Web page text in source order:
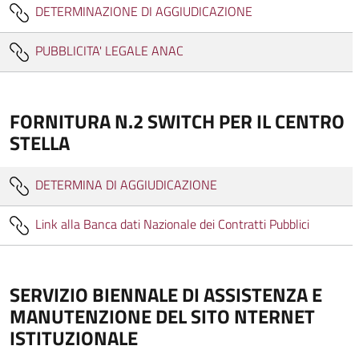
DETERMINAZIONE DI AGGIUDICAZIONE
PUBBLICITA' LEGALE ANAC
FORNITURA N.2 SWITCH PER IL CENTRO
STELLA
DETERMINA DI AGGIUDICAZIONE
Link alla Banca dati Nazionale dei Contratti Pubblici
SERVIZIO BIENNALE DI ASSISTENZA E
MANUTENZIONE DEL SITO NTERNET
ISTITUZIONALE